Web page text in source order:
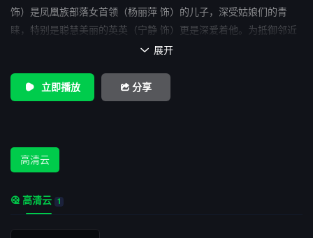
饰）是凤凰族部落女首领（杨丽萍 饰）的儿子，深受姑娘们的青
睐，特别是聪慧美丽的英英（宁静 饰）更是深爱着他。为抵御邻近
黑鹰部落的觊觎，凤凰族人希望有一个骁勇善战的男首领。几年
亮不具备男子气概拒绝与他交战。黑鹰部落俘获凤凰族全部男女老
幼，将择日处死。兰陵之母无奈提出用全族女人的贞操换取男人们
兰陵的母亲临终前，将一腔热血喷向兰陵，从此，兰陵恢复了善良
的本性…… 本片获1995年美国洛彬矶圣克拉里达国际电影节最
佳外语片奖及1995年第15届夏威夷国际电影节最佳摄影奖。
 展开
立即播放 分享
高清云
高清云 1